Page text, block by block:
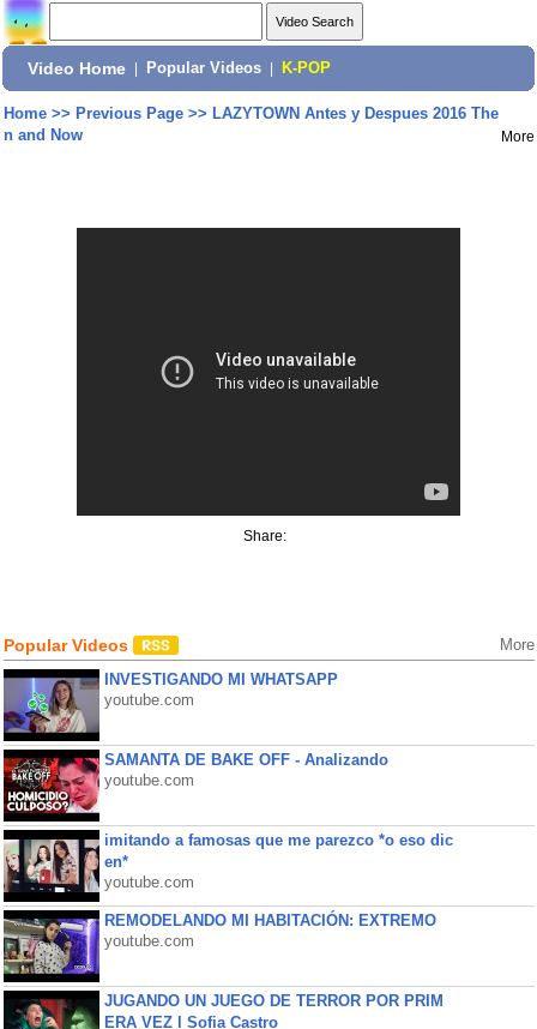
Video Home Popular Videos K-POP
Home>> Previous Page>> LAZYTOWN Antes y Despues 2016 The
n and Now
More
Share:
Popular Videos More
INVESTIGANDO MI WHATSAPP
youtube.com
SAMANTA DE BAKE OFF - Analizando
youtube.com
imitando a famosas que me parezco *o eso dic
en*
youtube.com
REMODELANDO MI HABITACIÓN: EXTREMO
youtube.com
JUGANDO UN JUEGO DE TERROR POR PRIM
ERA VEZ l Sofia Castro